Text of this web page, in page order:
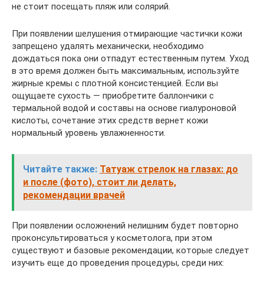
не стоит посещать пляж или солярий.
При появлении шелушения отмирающие частички кожи
запрещено удалять механически, необходимо
дождаться пока они отпадут естественным путем. Уход
в это время должен быть максимальным, используйте
жирные кремы с плотной консистенцией. Если вы
ощущаете сухость — приобретите баллончики с
термальной водой и составы на основе гиалуроновой
кислоты, сочетание этих средств вернет кожи
нормальный уровень увлажненности.
Читайте также: Татуаж стрелок на глазах: до
и после (фото), стоит ли делать,
рекомендации врачей
При появлении осложнений нелишним будет повторно
проконсультироваться у косметолога, при этом
существуют и базовые рекомендации, которые следует
изучить еще до проведения процедуры, среди них: